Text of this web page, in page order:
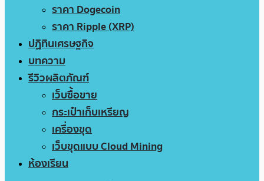
ราคา Dogecoin
ราคา Ripple (XRP)
ปฏิทินเศรษฐกิจ
บทความ
รีวิวผลิตภัณฑ์
เว็บซื้อขาย
กระเป๋าเก็บเหรียญ
เครื่องขุด
เว็บขุดแบบ Cloud Mining
ห้องเรียน